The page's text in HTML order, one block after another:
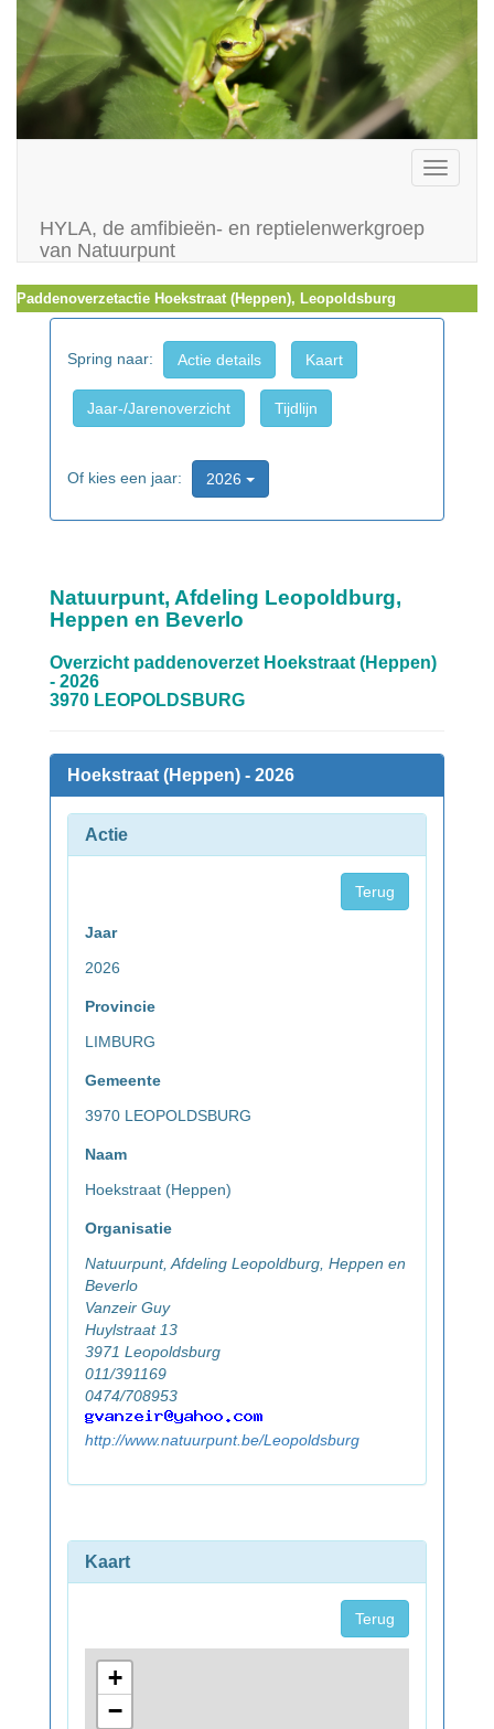
Toggle
HYLA, de amfibieën- en reptielenwerkgroep
van Natuurpunt
Paddenoverzetactie Hoekstraat (Heppen), Leopoldsburg
Spring naar: Actie details Kaart
Jaar-/Jarenoverzicht Tijdlijn
Of kies een jaar: 2026
Natuurpunt, Afdeling Leopoldburg,
Heppen en Beverlo
Overzicht paddenoverzet Hoekstraat (Heppen)
- 2026
3970 LEOPOLDSBURG
Hoekstraat (Heppen) - 2026
Actie
Terug
Jaar
2026
Provincie
LIMBURG
Gemeente
3970 LEOPOLDSBURG
Naam
Hoekstraat (Heppen)
Organisatie
Natuurpunt, Afdeling Leopoldburg, Heppen en
Beverlo
Vanzeir Guy
Huylstraat 13
3971 Leopoldsburg
011/391169
0474/708953
http://www.natuurpunt.be/Leopoldsburg
Kaart
Terug
+
−